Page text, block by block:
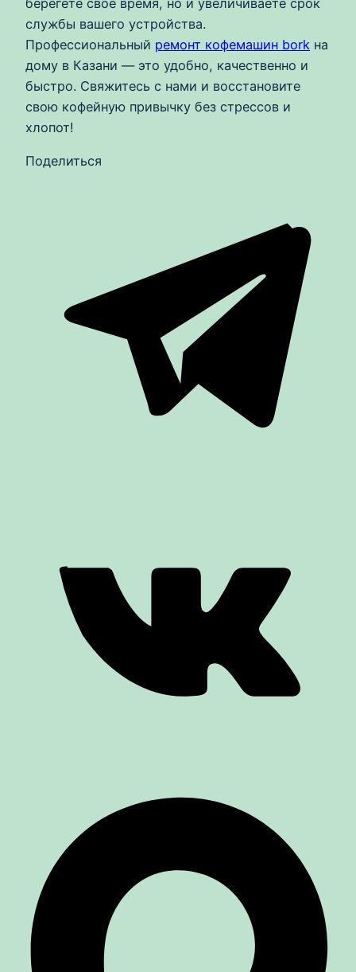
берегете свое время, но и увеличиваете срок
службы вашего устройства.
Профессиональный ремонт кофемашин bork на
дому в Казани — это удобно, качественно и
быстро. Свяжитесь с нами и восстановите
свою кофейную привычку без стрессов и
хлопот!
Поделиться